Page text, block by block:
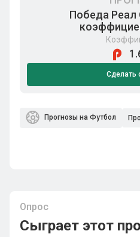
Победа Реал
Сделать
Прогнозы на Футбол
Опрос
Сыграет этот